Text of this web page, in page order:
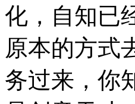
化，自知已
原本的方式
务过来，你